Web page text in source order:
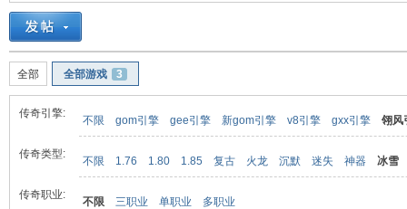
»
全部 全部游戏 3
传奇引擎:
不限 gom引擎 gee引擎 新gom引擎 v8引擎 gxx引擎 翎风
传奇类型:
不限 1.76 1.80 1.85 复古 火龙 沉默 迷失 神器 冰雪
传奇职业:
不限 三职业 单职业 多职业